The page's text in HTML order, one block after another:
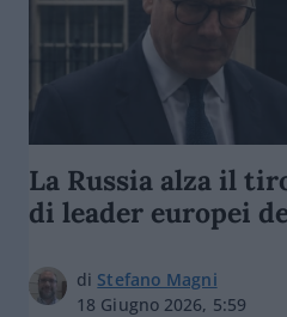
La Russia alza il
di leader europei
di Stefano Magni
18 Giugno 2026, 5:59